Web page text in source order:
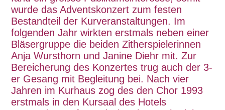
wurde das Adventskonzert zum festen
Bestandteil der Kurveranstaltungen. Im
folgenden Jahr wirkten erstmals neben einer
Bläsergruppe die beiden Zitherspielerinnen
Anja Wursthorn und Janine Diehr mit. Zur
Bereicherung des Konzertes trug auch der 3-
er Gesang mit Begleitung bei. Nach vier
Jahren im Kurhaus zog des den Chor 1993
erstmals in den Kursaal des Hotels